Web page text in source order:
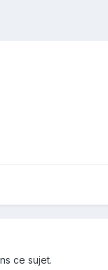
ce sujet.